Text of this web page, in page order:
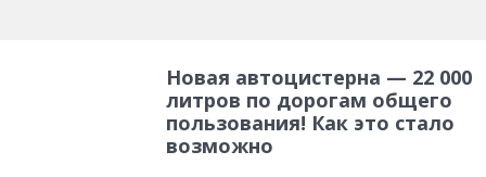
Новая автоцистерна — 22 000
литров по дорогам общего
пользования! Как это стало
возможно